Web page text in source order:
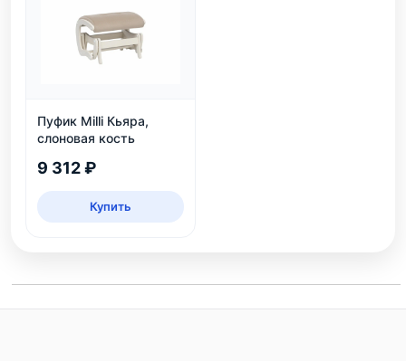
Пуфик Milli Кьяра,
слоновая кость
9 312 ₽
Купить